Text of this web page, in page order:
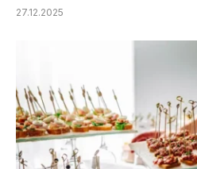
27.12.2025